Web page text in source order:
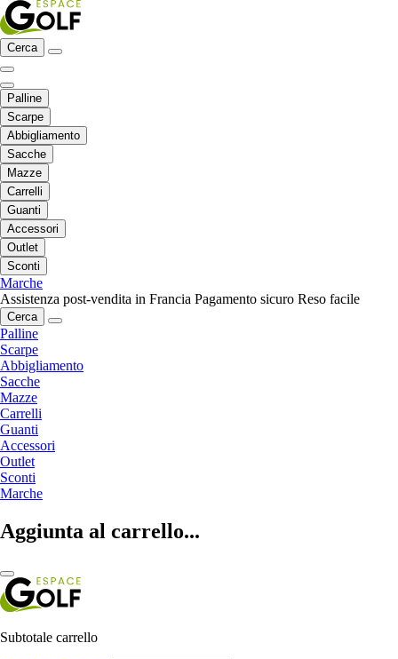
Cerca
Palline
Scarpe
Abbigliamento
Sacche
Mazze
Carrelli
Guanti
Accessori
Outlet
Sconti
Marche
Assistenza post-vendita in Francia Pagamento sicuro Reso facile
Cerca
Palline
Scarpe
Abbigliamento
Sacche
Mazze
Carrelli
Guanti
Accessori
Outlet
Sconti
Marche
Aggiunta al carrello...
Subtotale carrello